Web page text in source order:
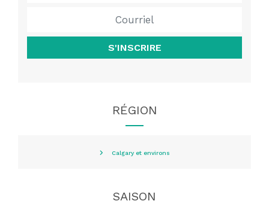
S'INSCRIRE
RÉGION
Calgary et environs
SAISON